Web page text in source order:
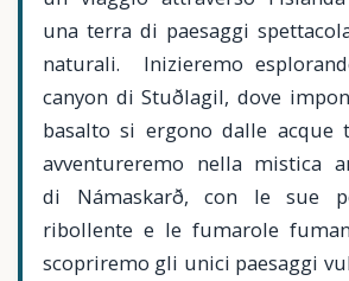
una terra di paesaggi
naturali. Inizieremo
canyon di Stuðlagil, dove
basalto si ergono dalle acque
avventureremo nella mistica
di Námaskarð, con le sue
ribollente e le fumarole
scopriremo gli unici paesaggi